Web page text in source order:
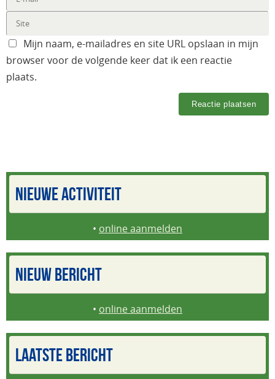
Mijn naam, e-mailadres en site URL opslaan in mijn
browser voor de volgende keer dat ik een reactie
plaats.
NIEUWE ACTIVITEIT
• online aanmelden
NIEUW BERICHT
• online aanmelden
LAATSTE BERICHT